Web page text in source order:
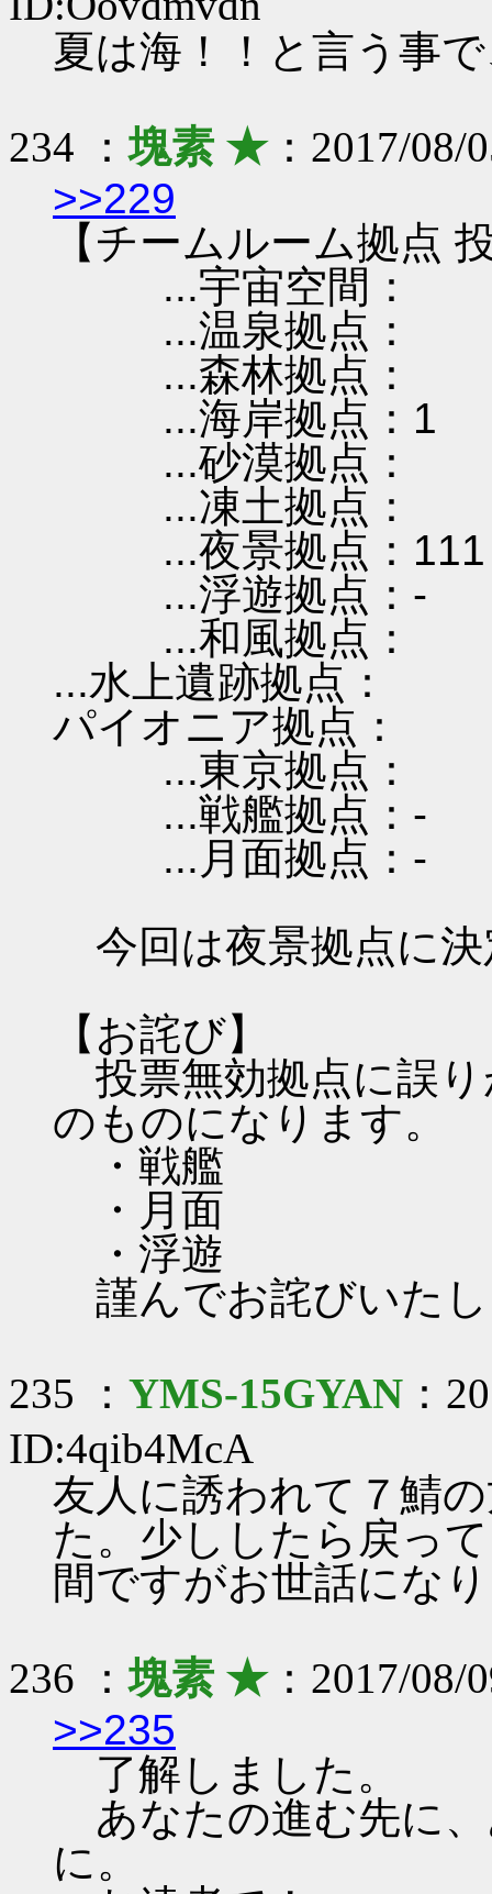
夏は海！！と言う事
234 ：塊素 ★：2017/08/
>>229
【チームルーム拠点
...宇宙空間：
...温泉拠点：
...森林拠点：
...海岸拠点：1
...砂漠拠点：
...凍土拠点：
...夜景拠点：111
...浮遊拠点：-
...和風拠点：
...水上遺跡拠点：
パイオニア拠点：
...東京拠点：
...戦艦拠点：-
...月面拠点：-
今回は夜景拠点に
【お詫び】
投票無効拠点に誤
のものになります。
・戦艦
・月面
・浮遊
謹んでお詫びいた
235 ： YMS-15GYAN ：
ID:4qib4McA
友人に誘われて７鯖
た。少ししたら戻っ
間ですがお世話にな
236 ：塊素 ★：2017/08/
>>235
了解しました。
あなたの進む先に
に。